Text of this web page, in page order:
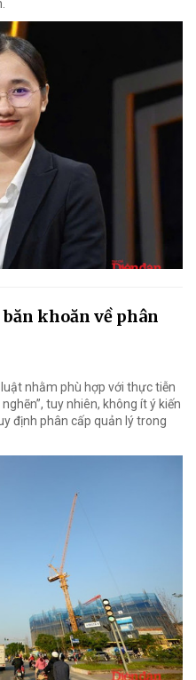
khoăn về phân
nhằm phù hợp với thực tiễn
tuy nhiên, không ít ý kiến
định phân cấp quản lý trong